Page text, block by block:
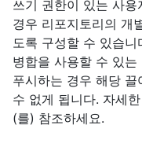
쓰기 권한이 있는 사
경우 리포지토리의 개
도록 구성할 수 있습
병합을 사용할 수 있
푸시하는 경우 해당
수 없게 됩니다. 자세
(를) 참조하세요.